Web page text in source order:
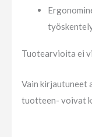
Tuotearvioita ei
Vain kirjautuneet
tuotteen- voivat